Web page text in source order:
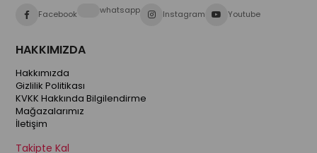
Facebook whatsapp Instagram Youtube
HAKKIMIZDA
Hakkımızda
Gizlilik Politikası
KVKK Hakkında Bilgilendirme
Mağazalarımız
İletişim
Takipte Kal